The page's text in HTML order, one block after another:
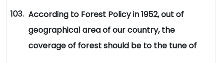
103. According to Forest Policy in 1952, out of
geographical area of our country, the
coverage of forest should be to the tune of